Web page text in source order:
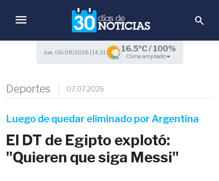
menu search
Jue, 06/08/2026 | 14:21 16.5ºC / 100%
Clima ampliado
Deportes 07.07.2026
Luego de quedar eliminado por Argentina
El DT de Egipto explotó:
"Quieren que siga Messi"